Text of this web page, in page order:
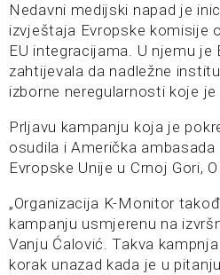
Nedavni medijski napad je
izvještaja Evropske komisije
EU integracijama. U njemu
zahtijevala da nadležne
izborne neregularnosti koje
Prljavu kampanju koja je
osudila i Američka
Evropske Unije u Crnoj Gori,
„Organizacija K-Monitor
kampanju usmjerenu na
Vanju Ćalović. Takva
korak unazad kada je u